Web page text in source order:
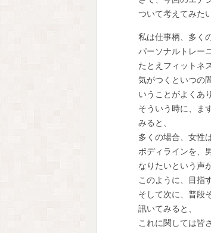
ついて考えてみたい
私は仕事柄、多くの
パーソナルトレーニ
たとえフィットネス
気がつくといつの間
いうことがよくあり
そういう時に、まず
みると、
多くの場合、女性は
ボディラインを、男
なりたいという声が
このように、目指す
そして次に、普段そ
訊いてみると、
これに関しては皆さ